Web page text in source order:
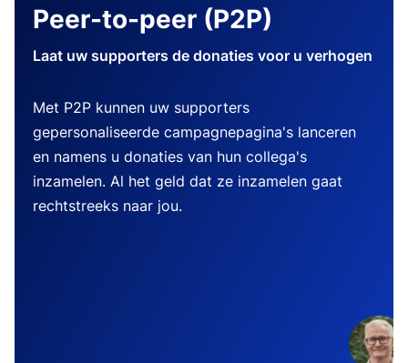
Peer-to-peer (P2P)
Laat uw supporters de donaties voor u verhogen
Met P2P kunnen uw supporters
gepersonaliseerde campagnepagina's lanceren
en namens u donaties van hun collega's
inzamelen. Al het geld dat ze inzamelen gaat
rechtstreeks naar jou.